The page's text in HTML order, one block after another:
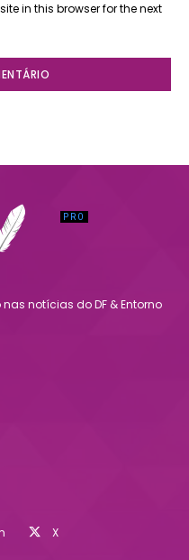
in this browser for the next
notícias do DF & Entorno
X